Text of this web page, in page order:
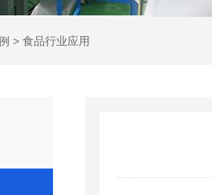
> 食品行业应用